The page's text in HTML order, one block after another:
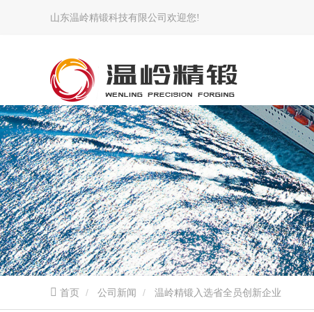
山东温岭精锻科技有限公司欢迎您!
首页 公司新闻 温岭精锻入选省全员创新企业